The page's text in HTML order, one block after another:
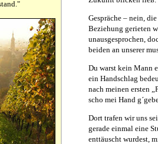
Gespräche – nein,
Beziehung gerieten
unausgesprochen,
beiden an unserer
Du warst kein Mann
ein Handschlag
nach meinen ersten
scho mei Hand
Dort trafen wir uns
gerade einmal eine
enttäuscht wurdest,